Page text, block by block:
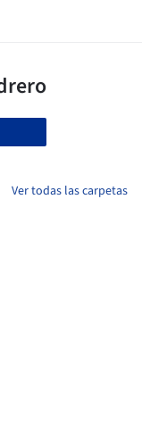
Ver todas las carpetas